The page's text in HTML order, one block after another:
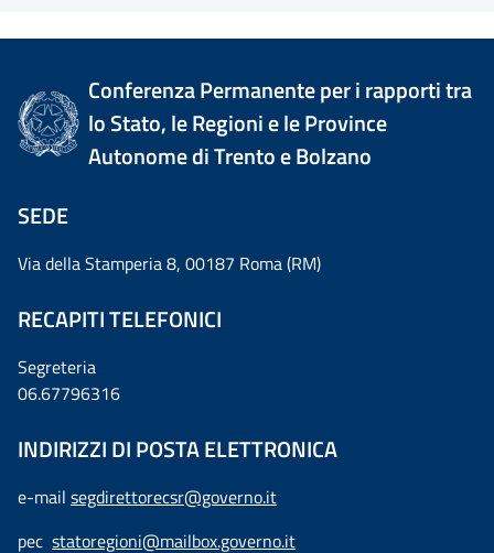
Conferenza Permanente per i rapporti tra
lo Stato, le Regioni e le Province
Autonome di Trento e Bolzano
SEDE
Via della Stamperia 8, 00187 Roma (RM)
RECAPITI TELEFONICI
Segreteria
06.67796316
INDIRIZZI DI POSTA ELETTRONICA
e-mail segdirettorecsr@governo.it
pec statoregioni@mailbox.governo.it